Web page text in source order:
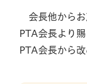
会長他からお
PTA会長より賜
PTA会長から